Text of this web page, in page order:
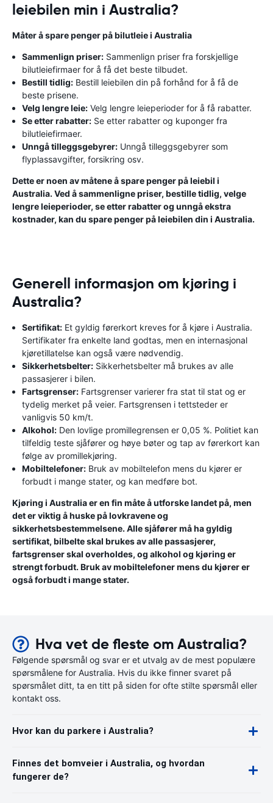
leiebilen min i Australia?
Måter å spare penger på bilutleie i Australia
Sammenlign priser: Sammenlign priser fra forskjellige
bilutleiefirmaer for å få det beste tilbudet.
Bestill tidlig: Bestill leiebilen din på forhånd for å få de
beste prisene.
Velg lengre leie: Velg lengre leieperioder for å få rabatter.
Se etter rabatter: Se etter rabatter og kuponger fra
bilutleiefirmaer.
Unngå tilleggsgebyrer: Unngå tilleggsgebyrer som
flyplassavgifter, forsikring osv.
Dette er noen av måtene å spare penger på leiebil i
Australia. Ved å sammenligne priser, bestille tidlig, velge
lengre leieperioder, se etter rabatter og unngå ekstra
kostnader, kan du spare penger på leiebilen din i Australia.
Generell informasjon om kjøring i
Australia?
Sertifikat: Et gyldig førerkort kreves for å kjøre i Australia.
Sertifikater fra enkelte land godtas, men en internasjonal
kjøretillatelse kan også være nødvendig.
Sikkerhetsbelter: Sikkerhetsbelter må brukes av alle
passasjerer i bilen.
Fartsgrenser: Fartsgrenser varierer fra stat til stat og er
tydelig merket på veier. Fartsgrensen i tettsteder er
vanligvis 50 km/t.
Alkohol: Den lovlige promillegrensen er 0,05 %. Politiet kan
tilfeldig teste sjåfører og høye bøter og tap av førerkort kan
følge av promillekjøring.
Mobiltelefoner: Bruk av mobiltelefon mens du kjører er
forbudt i mange stater, og kan medføre bot.
Kjøring i Australia er en fin måte å utforske landet på, men
det er viktig å huske på lovkravene og
sikkerhetsbestemmelsene. Alle sjåfører må ha gyldig
sertifikat, bilbelte skal brukes av alle passasjerer,
fartsgrenser skal overholdes, og alkohol og kjøring er
strengt forbudt. Bruk av mobiltelefoner mens du kjører er
også forbudt i mange stater.
Hva vet de fleste om Australia?
Følgende spørsmål og svar er et utvalg av de mest populære
spørsmålene for Australia. Hvis du ikke finner svaret på
spørsmålet ditt, ta en titt på siden for ofte stilte spørsmål eller
kontakt oss.
Hvor kan du parkere i Australia?
Finnes det bomveier i Australia, og hvordan
fungerer de?